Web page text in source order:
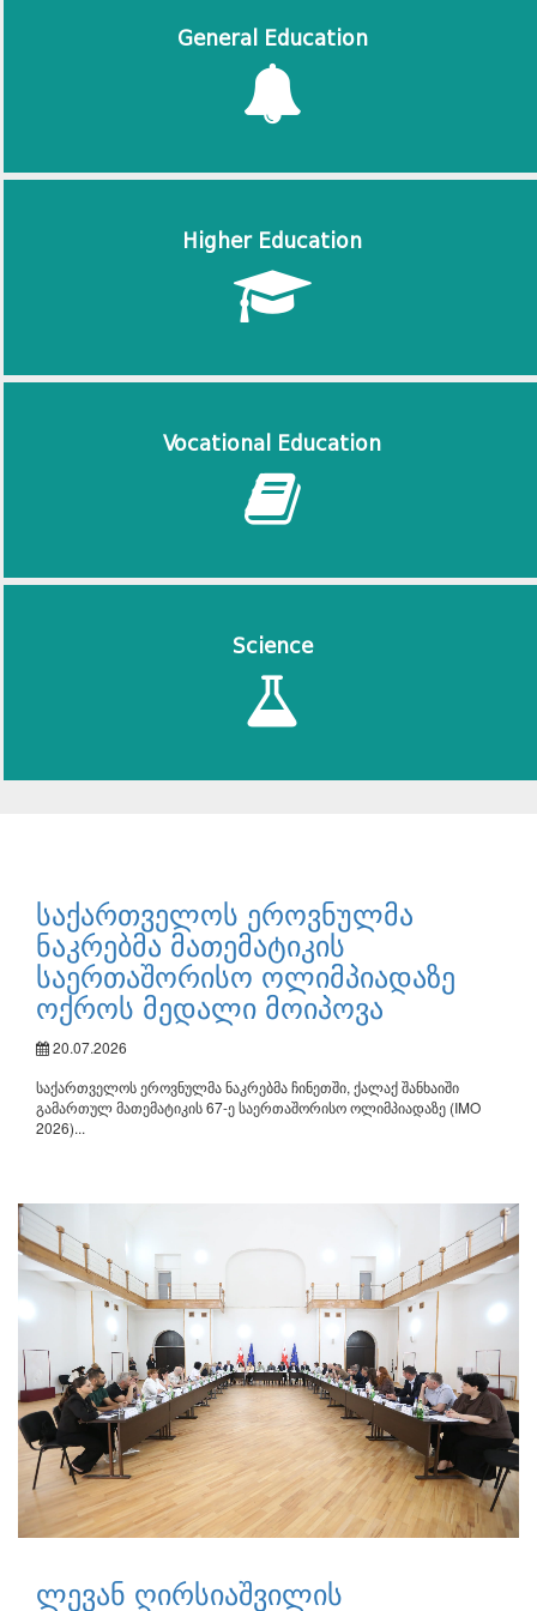
General Education
Higher Education
Vocational Education
Science
საქართველოს ეროვნულმა
ნაკრებმა მათემატიკის
საერთაშორისო ოლიმპიადაზე
ოქროს მედალი მოიპოვა
20.07.2026
საქართველოს ეროვნულმა ნაკრებმა ჩინეთში, ქალაქ შანხაიში
გამართულ მათემატიკის 67-ე საერთაშორისო ოლიმპიადაზე (IMO
2026)...
ლევან ღირსიაშვილის